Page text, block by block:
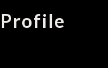
Profile